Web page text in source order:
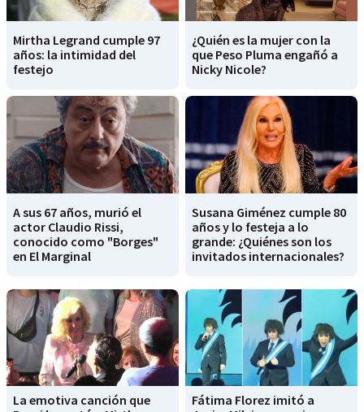
Mirtha Legrand cumple 97
años: la intimidad del
festejo
¿Quién es la mujer con la
que Peso Pluma engañó a
Nicky Nicole?
A sus 67 años, murió el
actor Claudio Rissi,
conocido como "Borges"
en El Marginal
Susana Giménez cumple 80
años y lo festeja a lo
grande: ¿Quiénes son los
invitados internacionales?
La emotiva canción que
Fátima Florez imitó a